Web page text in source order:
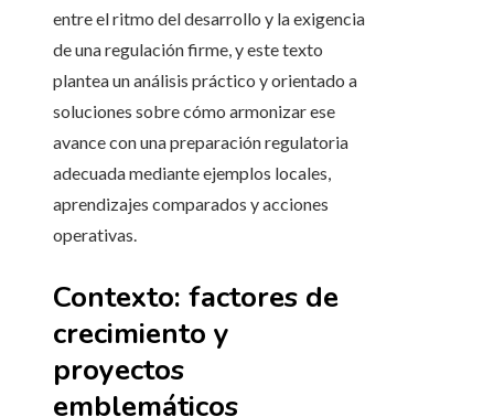
entre el ritmo del desarrollo y la exigencia
de una regulación firme, y este texto
plantea un análisis práctico y orientado a
soluciones sobre cómo armonizar ese
avance con una preparación regulatoria
adecuada mediante ejemplos locales,
aprendizajes comparados y acciones
operativas.
Contexto: factores de
crecimiento y
proyectos
emblemáticos